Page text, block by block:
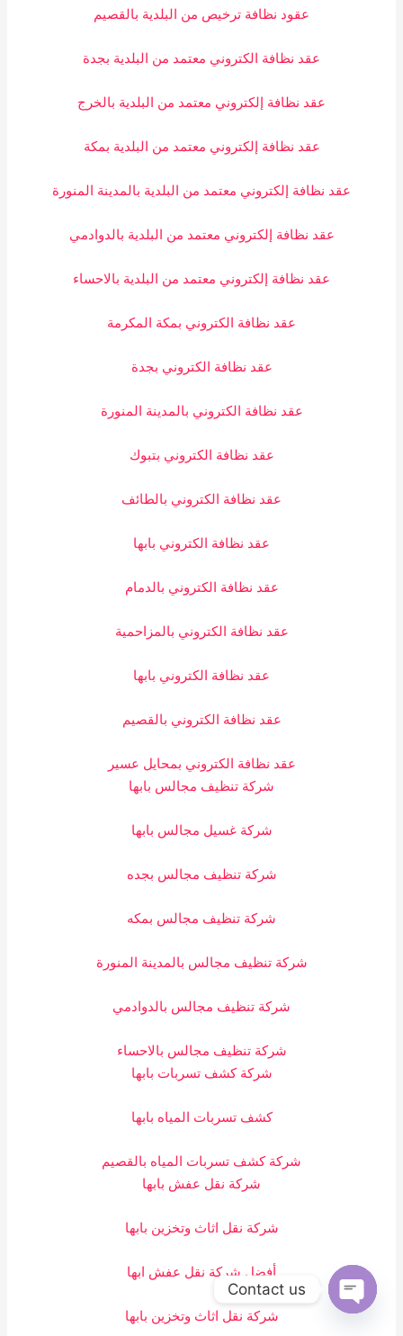
عقود نظافة ترخيص من البلدية بالقصيم
عقد نظافة الكتروني معتمد من البلدية بجدة
عقد نظافة إلكتروني معتمد من البلدية بالخرج
عقد نظافة إلكتروني معتمد من البلدية بمكة
عقد نظافة إلكتروني معتمد من البلدية بالمدينة المنورة
عقد نظافة إلكتروني معتمد من البلدية بالدوادمي
عقد نظافة إلكتروني معتمد من البلدية بالاحساء
عقد نظافة الكتروني بمكة المكرمة
عقد نظافة الكتروني بجدة
عقد نظافة الكتروني بالمدينة المنورة
عقد نظافة الكتروني بتبوك
عقد نظافة الكتروني بالطائف
عقد نظافة الكتروني بابها
عقد نظافة الكتروني بالدمام
عقد نظافة الكتروني بالمزاحمية
عقد نظافة الكتروني بابها
عقد نظافة الكتروني بالقصيم
عقد نظافة الكتروني بمحايل عسير
شركة تنظيف مجالس بابها
شركة غسيل مجالس بابها
شركة تنظيف مجالس بجده
شركة تنظيف مجالس بمكه
شركة تنظيف مجالس بالمدينة المنورة
شركة تنظيف مجالس بالدوادمي
شركة تنظيف مجالس بالاحساء
شركة كشف تسربات بابها
كشف تسربات المياه بابها
شركة كشف تسربات المياه بالقصيم
شركة نقل عفش بابها
شركة نقل اثاث وتخزين بابها
أفضل شركة نقل عفش ابها
شركة نقل اثاث وتخزين بابها
Contact us
OPEN